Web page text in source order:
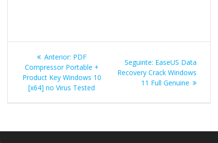
Navegação
de
Post
Anterior: Post
anterior:
PDF
Compressor Portable +
Product Key Windows 10
[x64] no Virus Tested
Seguinte: Post
seguinte:
EaseUS Data
Recovery Crack Windows
11 Full Genuine